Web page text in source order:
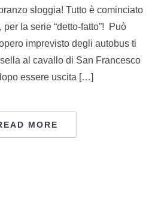
sloggia! Tutto è cominciato
la serie “detto-fatto”! Può
imprevisto degli autobus ti
al cavallo di San Francesco
essere uscita […]
MORE